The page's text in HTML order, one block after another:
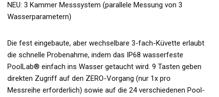
NEU: 3 Kammer Messsystem (parallele Messung von 3
Wasserparametern)
Die fest eingebaute, aber wechselbare 3-fach-Küvette erlaubt
die schnelle Probenahme, indem das IP68 wasserfeste
PoolLab® einfach ins Wasser getaucht wird. 9 Tasten geben
direkten Zugriff auf den ZERO-Vorgang (nur 1x pro
Messreihe erforderlich) sowie auf die 24 verschiedenen Pool-